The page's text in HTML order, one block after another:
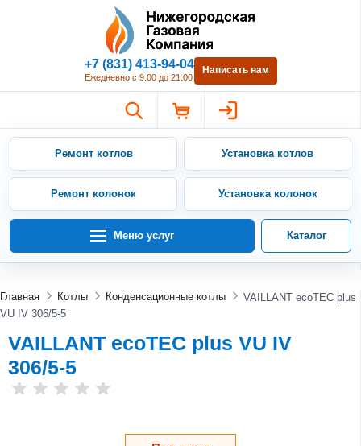
Нижегородская Газовая
+7 (831) 413-94-04
Ежедневно с 9:00 до 21:00
Написать нам
Ремонт котлов Установка котлов
Ремонт колонок Установка колонок
Меню услуг Каталог
Главная Котлы Конденсационные котлы
VAILLANT ecoTEC plus
VU IV 306/5-5
VAILLANT ecoTEC plus VU IV
306/5-5